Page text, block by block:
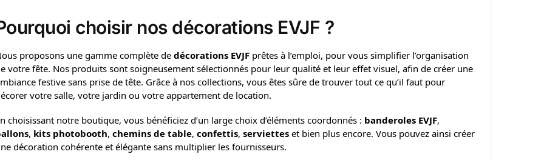
choisir nos décorations EVJF ?
proposons une gamme complète de décorations EVJFprêtes à l’emploi, pour vous simplifier l’organisation
votre fête. Nos produits sont soigneusement sélectionnés pour leur qualité et leur effet visuel, afin de créer une
festive sans prise de tête. Grâce à nos collections, vous êtes sûre de trouver tout ce qu’il faut pour
votre salle, votre jardin ou votre appartement de location.
choisissant notre boutique, vous bénéficiez d’un large choix d’éléments coordonnés : banderoles EVJF,
, kits photobooth, chemins de table, confettis, servietteset bien plus encore. Vous pouvez ainsi créer
décoration cohérente et élégante sans multiplier les fournisseurs.